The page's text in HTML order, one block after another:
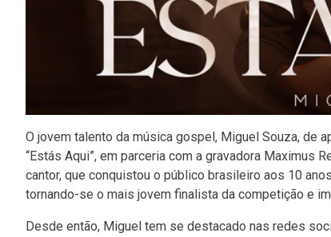
O jovem talento da música gospel, Miguel Souza, de
“Estás Aqui”, em parceria com a gravadora Maximus
cantor, que conquistou o público brasileiro aos 10
tornando-se o mais jovem finalista da competição e
Desde então, Miguel tem se destacado nas redes